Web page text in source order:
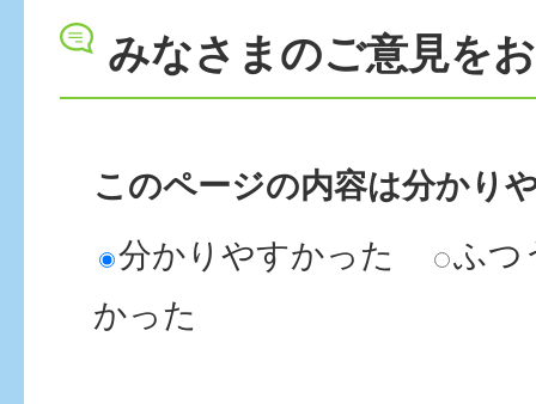
みなさまのご意見を
このページの内容は分かり
分かりやすかった
ふつ
かった